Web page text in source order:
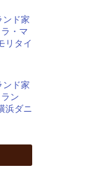
ンド家
・マ
リタイ
ンド家
ン
浜ダニ